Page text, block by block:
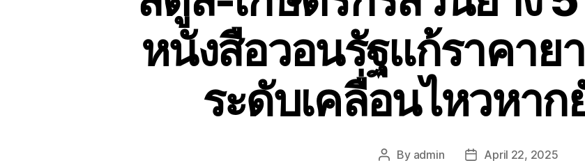
หนังสือวอนรัฐแก้ราคาย
ระดับเคลื่อนไหวหาก
By admin April 22, 2025